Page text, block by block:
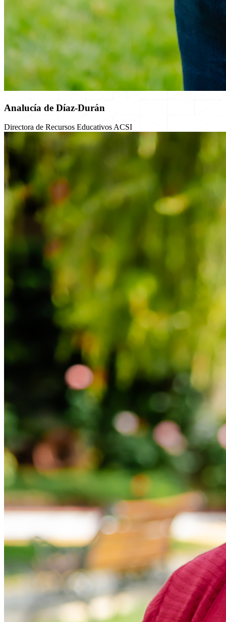
Analucía de Díaz-Durán
Directora de Recursos Educativos ACSI